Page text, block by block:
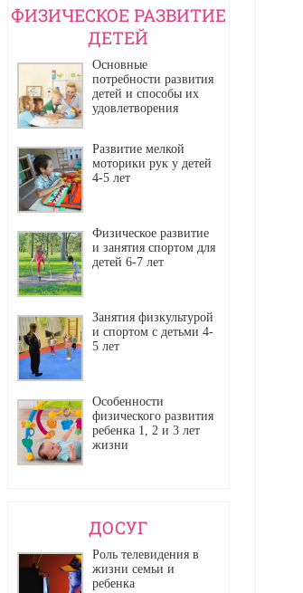
ФИЗИЧЕСКОЕ РАЗВИТИЕ
ДЕТЕЙ
Основные
потребности развития
детей и способы их
удовлетворения
Развитие мелкой
моторики рук у детей
4-5 лет
Физическое развитие
и занятия спортом для
детей 6-7 лет
Занятия физкультурой
и спортом с детьми 4-
5 лет
Особенности
физического развития
ребенка 1, 2 и 3 лет
жизни
ДОСУГ
Роль телевидения в
жизни семьи и
ребенка